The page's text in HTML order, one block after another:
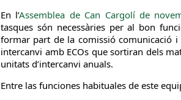
En l’Assemblea de Can Cargolí de
tasques són necessàries per al bon
formar part de la comissió comunicació
intercanvi amb ECOs que sortiran dels
unitats d’intercanvi anuals.
Entre las funciones habituales de este